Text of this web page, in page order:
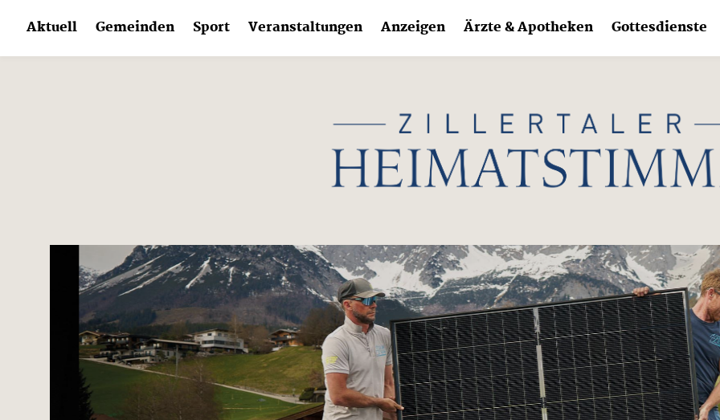
content
Aktuell Gemeinden Sport Veranstaltungen Anzeigen Ärzte & Apotheken Gottesdienste